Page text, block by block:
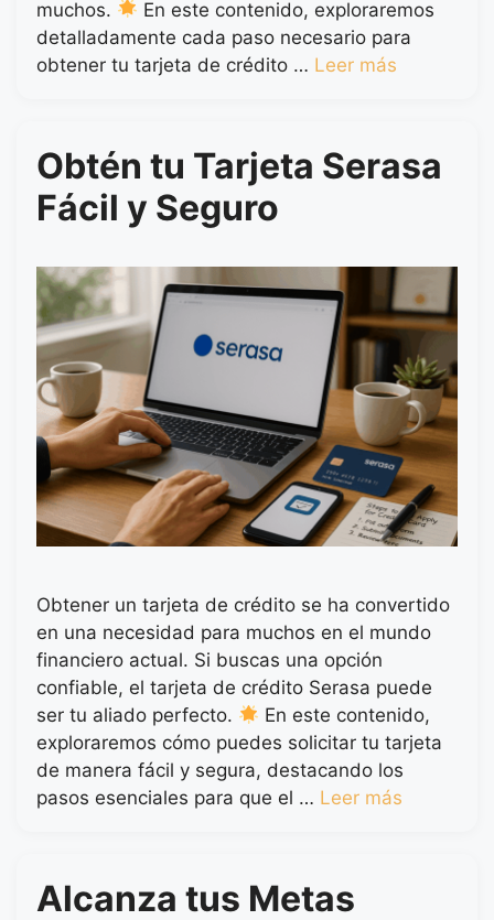
muchos.
En este contenido, exploraremos
detalladamente cada paso necesario para
obtener tu tarjeta de crédito … Leer más
Obtén tu Tarjeta Serasa
Fácil y Seguro
Obtener un tarjeta de crédito se ha convertido
en una necesidad para muchos en el mundo
financiero actual. Si buscas una opción
confiable, el tarjeta de crédito Serasa puede
ser tu aliado perfecto.
En este contenido,
exploraremos cómo puedes solicitar tu tarjeta
de manera fácil y segura, destacando los
pasos esenciales para que el … Leer más
Alcanza tus Metas